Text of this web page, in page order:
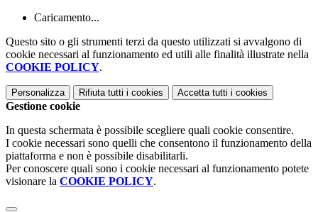
Caricamento...
Questo sito o gli strumenti terzi da questo utilizzati si avvalgono di
cookie necessari al funzionamento ed utili alle finalità illustrate nella
COOKIE POLICY.
Personalizza Rifiuta tutti i cookies Accetta tutti i cookies
Gestione cookie
In questa schermata è possibile scegliere quali cookie consentire.
I cookie necessari sono quelli che consentono il funzionamento della
piattaforma e non è possibile disabilitarli.
Per conoscere quali sono i cookie necessari al funzionamento potete
visionare la COOKIE POLICY.